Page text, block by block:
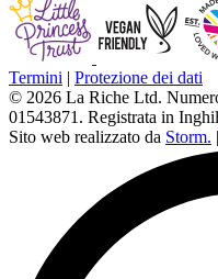
Termini | Protezione dei dati
© 2026 La Riche Ltd.
01543871. Registrata in
Sito web realizzato da Storm. |